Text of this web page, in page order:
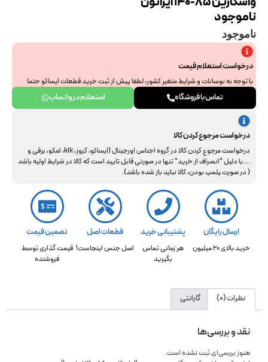
ناموجود
ناموجود
درخواست استعلام قیمت
با توجه به نوسانات و شرایط متغیر کشور، لطفا پیش از ثبت خرید قطعات ایساکو حتما
جهت استعلام نهایی با ما هماهنگ فرمایید. از همراهی و درک شما سپاسگزاریم.
تماس با فروشگاه استعلام در واتساپ
درخواست مرجوع کردن کالا
درخواست مرجوع کردن کالا در گروه اجناس اورجینال (ایساکو، کروز، kik، امکو، برقی و
....با دلیل "انصراف از خرید" تنها در صورتی قابل تایید است که کالا در شرایط اولیه باشد
( در صورت پلمپ بودن، کالا نباید باز شده باشد).
ارسال رایگان
خرید بالای 20 میلیون
پشتیبانی خرید
هر زمانی تماس
بگیرید
قطعات اصل
اصل جنس اینجاست!
تضمین قیمت
قیمت گذاری توسط
فروشنده
نظرات (0) گارانتی
نقد و بررسی‌ها
هنوز بررسی‌ای ثبت نشده است.